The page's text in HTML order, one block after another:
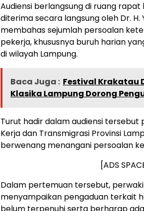
Audiensi berlangsung di ruang rapat
diterima secara langsung oleh Dr. H.
membahas sejumlah persoalan
pekerja, khususnya buruh harian
di wilayah Lampung.
Baca Juga : Festival Krakatau
Klasika Lampung Dorong
Turut hadir dalam audiensi tersebut
Kerja dan Transmigrasi Provinsi
berwenang menangani persoalan
[ADS
Dalam pertemuan tersebut,
menyampaikan pengaduan terkait